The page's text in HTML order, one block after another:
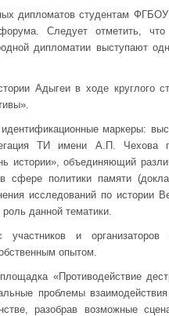
дипломатов студентам
Следует отметить, что
дипломатии выступают
Адыгеи в ходе круглого
маркеры:
ТИ имени А.П. Чехова
истории», объединяющий
политики памяти
исследований по истории
данной тематики.
и организаторов
опытом.
«Противодействие
проблемы
разобрав возможные